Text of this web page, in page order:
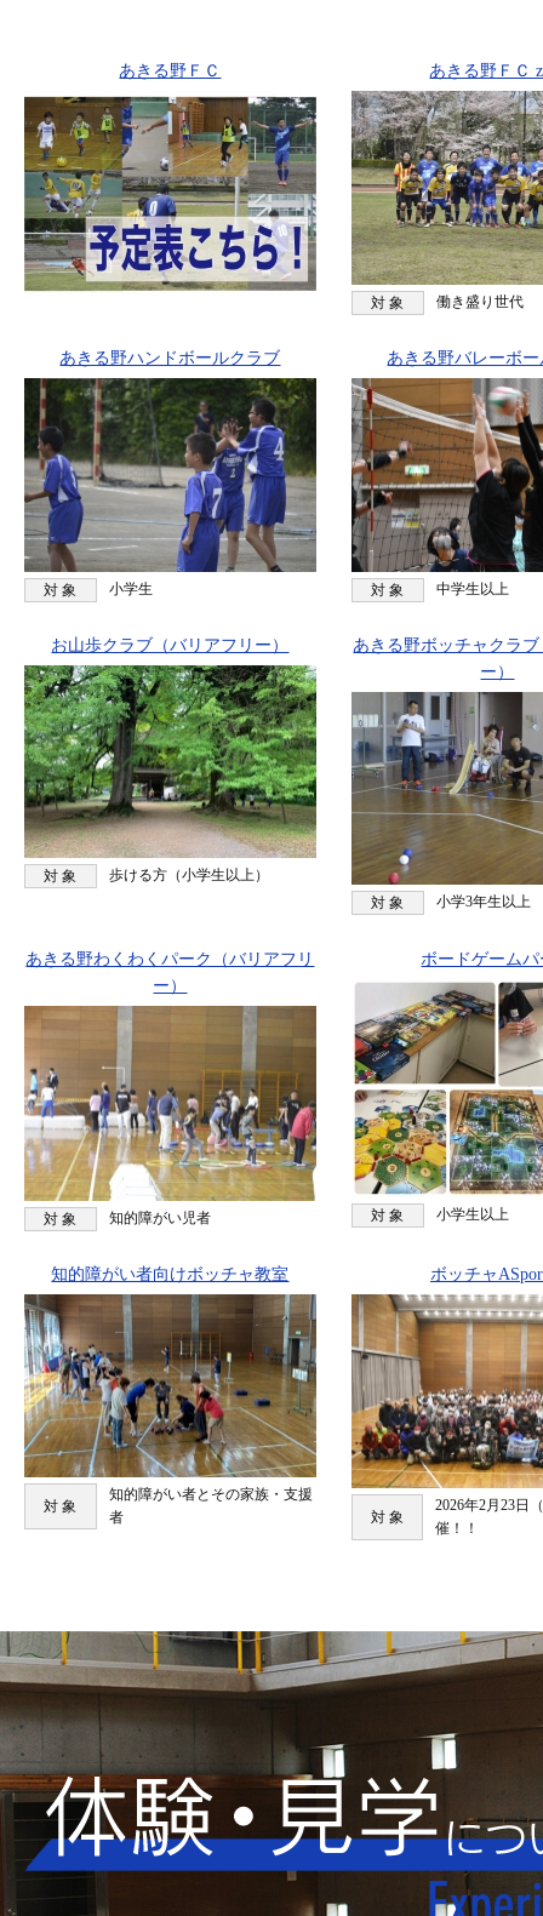
あきる野ＦＣ あきる野ＦＣ
対 象 働き盛り世代
あきる野ハンドボールクラブ
対 象 小学生
あきる野バレーボ
対 象 中学生以上
お山歩クラブ（バリアフリー）
対 象 歩ける方（小学生以上）
あきる野ボッチャクラ
ー）
対 象 小学3年生以上
あきる野わくわくパーク（バリアフリ
ー）
対 象 知的障がい児者
ボードゲーム
対 象 小学生以上
知的障がい者向けボッチャ教室
対 象
知的障がい者とその家族・支援
者
ボッチャ
対 象
2026年2月23日
催！！